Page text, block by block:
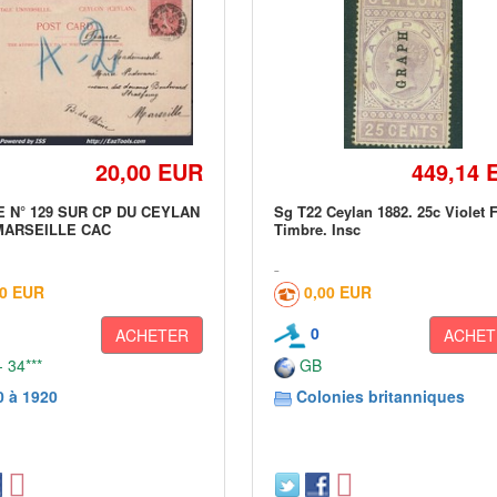
20,00 EUR
N° 129 SUR CP DU CEYLAN
CAC
EUR
ACHETER
à 1920
449,14
Sg T22 Ceylan 1882. 25c Violet
Timbre. Insc
0,00 EUR
0
GB
Colonies britanniques